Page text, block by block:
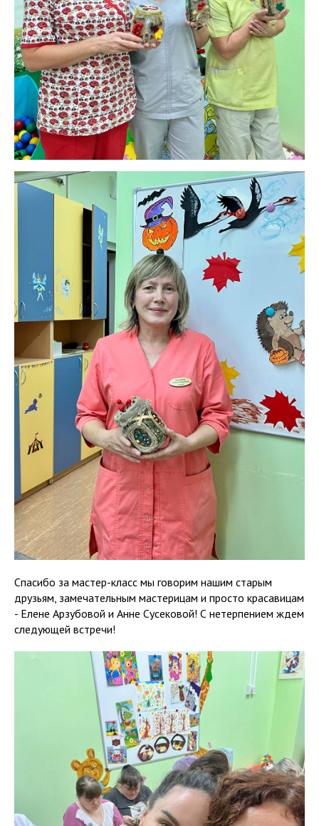
Спасибо за мастер-класс мы говорим нашим старым
друзьям, замечательным мастерицам и просто красавицам
- Елене Арзубовой и Анне Сусековой! С нетерпением ждем
следующей встречи!